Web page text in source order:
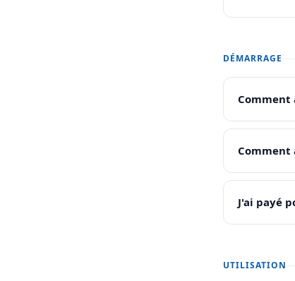
DÉMARRAGE
Comment
Comment
J'ai payé
UTILISATION